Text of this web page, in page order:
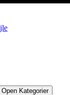
Open Kategorier